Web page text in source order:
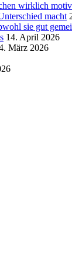
wirklich
macht
sie gut
14. April 2026
März 2026